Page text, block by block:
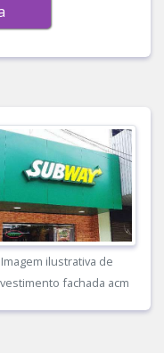
Imagem ilustrativa de
fachada acm